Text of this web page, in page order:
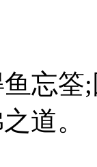
忘
道。